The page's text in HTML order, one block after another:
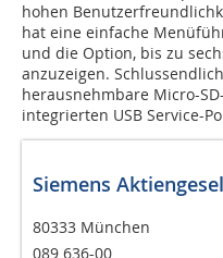
hohen
hat eine einfache
und die Option, bis zu
anzuzeigen.
herausnehmbare Micro-
integrierten USB Service-
Siemens
80333 München
089 636-00